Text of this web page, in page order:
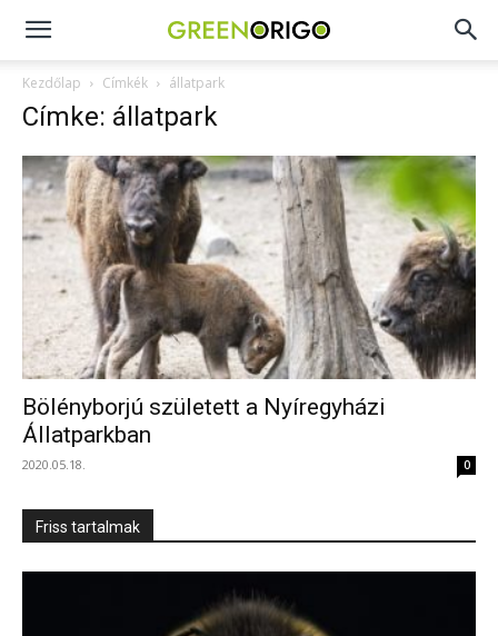
Green
Origo
portál
Kezdőlap Címkék állatpark
Címke: állatpark
Bölényborjú született a Nyíregyházi
Állatparkban
2020.05.18. 0
Friss tartalmak